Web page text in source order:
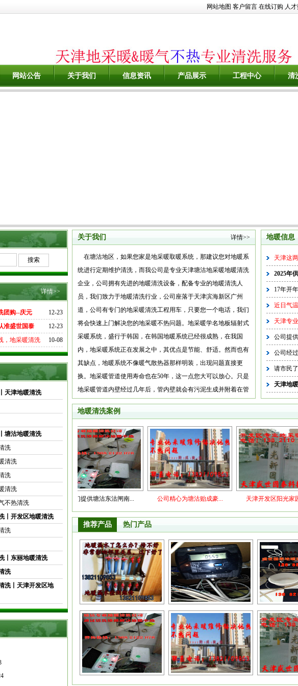
网站地图 客户留言 在线订购 人
网站公告 关于我们 信息资讯 产品展示 工程中心 清
详情>>
12-23
团购--庆元
12-23
准盛世国泰
10-08
，地采暖清洗
天津地暖清洗
塘沽地暖清洗
洗
清洗
洗
清洗
不热清洗
丨开发区地暖清洗
洗
丨东丽地暖清洗
洗
洗丨天津开发区地
详情>>
关于我们
在塘沽地区，如果您家是地采暖取暖系统，那建议您对地暖系
统进行定期维护清洗，而我公司是专业天津塘沽地采暖地暖清洗
企业，公司拥有先进的地暖清洗设备，配备专业的地暖清洗人
员，我们致力于地暖清洗行业，公司座落于天津滨海新区广州
道，公司有专门的地采暖清洗工程用车，只要您一个电话，我们
将会快速上门解决您的地采暖不热问题。地采暖学名地板辐射式
采暖系统，盛行于韩国，在韩国地暖系统已经很成熟，在我国
内，地采暖系统正在发展之中，其优点是节能、舒适。然而也有
其缺点，地暖系统不像暖气散热器那样明装，出现问题直接更
换。地采暖管道使用寿命也在50年，这一点您大可以放心。只是
地采暖管道内壁经过几年后，管内壁就会有污泥生成并附着在管
道内壁，（当然暖气片同样也会形成污泥污垢，只是暖气片内腔
较大，不太明显，不易察觉）降低采暖散热系数。导致地板热量
辐射降低。所以地采暖必须进行定期的清洗保养。经过专业的设
备，专业操作后，地暖就会恢复从前的性能，让您的居室温暖如
春。
地暖信息
天津这
2025年
17年开
近日气
天津专
公司提
公司经
请市民
天津地
地暖清洗案例
洗受... 我们提供塘沽东沽闸南... 公司精心为塘沽贻成豪... 天津开发区阳光家园地...
推荐产品 热门产品